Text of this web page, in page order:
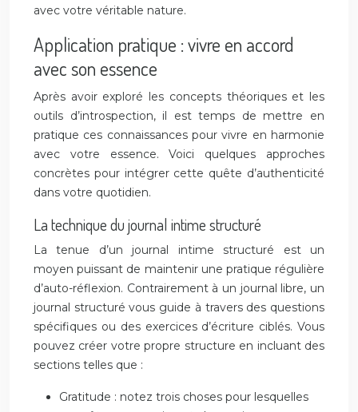
avec votre véritable nature.
Application pratique : vivre en accord
avec son essence
Après avoir exploré les concepts théoriques et les
outils d’introspection, il est temps de mettre en
pratique ces connaissances pour vivre en harmonie
avec votre essence. Voici quelques approches
concrètes pour intégrer cette quête d’authenticité
dans votre quotidien.
La technique du journal intime structuré
La tenue d’un journal intime structuré est un
moyen puissant de maintenir une pratique régulière
d’auto-réflexion. Contrairement à un journal libre, un
journal structuré vous guide à travers des questions
spécifiques ou des exercices d’écriture ciblés. Vous
pouvez créer votre propre structure en incluant des
sections telles que :
Gratitude : notez trois choses pour lesquelles